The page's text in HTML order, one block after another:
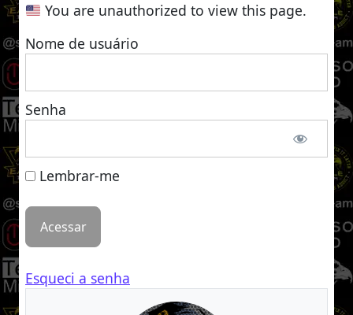
You are unauthorized to view this page.
Nome de usuário
Senha
Lembrar-me
Esqueci a senha